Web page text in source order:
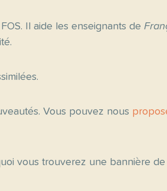
Il aide les enseignants de
Vous pouvez nous
vous trouverez une bannière de